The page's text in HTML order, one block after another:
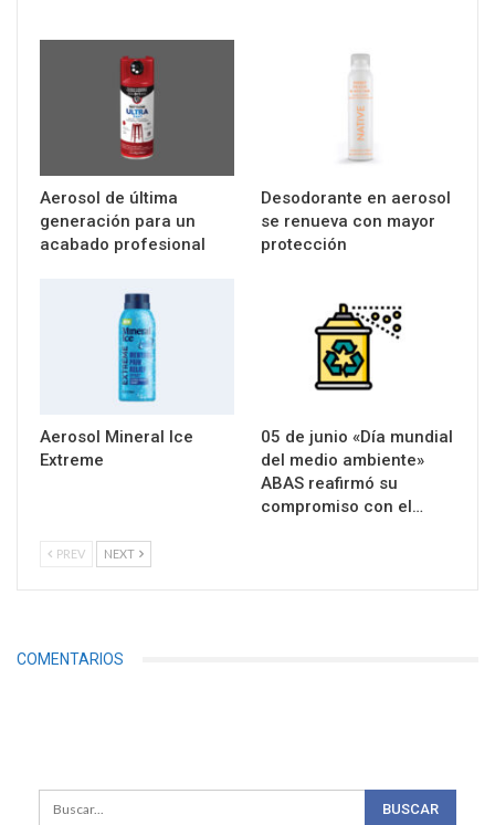
Aerosol de última
generación para un
acabado profesional
Desodorante en aerosol
se renueva con mayor
protección
Aerosol Mineral Ice
Extreme
05 de junio «Día mundial
del medio ambiente»
ABAS reafirmó su
compromiso con el…
PREV NEXT
COMENTARIOS